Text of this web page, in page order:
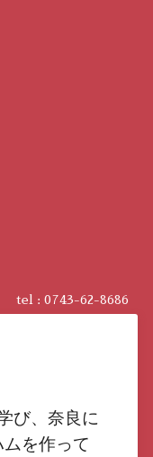
tel : 0743-62-8686
び、奈良に
を作って